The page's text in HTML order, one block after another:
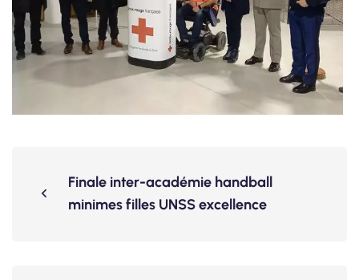
Finale inter-académie handball
minimes filles UNSS excellence